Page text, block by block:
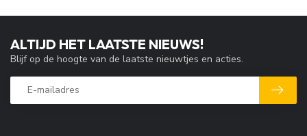
ALTIJD HET LAATSTE NIEUWS!
Blijf op de hoogte van de laatste nieuwtjes en acties.